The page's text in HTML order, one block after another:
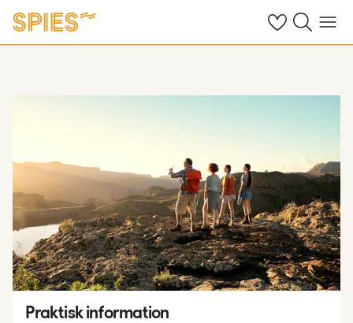
Se dine gemte
Søg påMenu
Praktisk information